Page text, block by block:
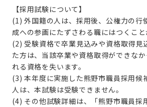
【採用試験について】
(1) 外国籍の人は、採用後、公権力の行
成への参画にたずさわる職にはつくこと
(2) 受験資格で卒業見込みや資格取得見
た方は、当該卒業や資格取得ができな
れる資格を失います。
(3)本年度に実施した熊野市職員採用候
人は、本試験は受験できません。
(4) その他試験詳細は、「熊野市職員採